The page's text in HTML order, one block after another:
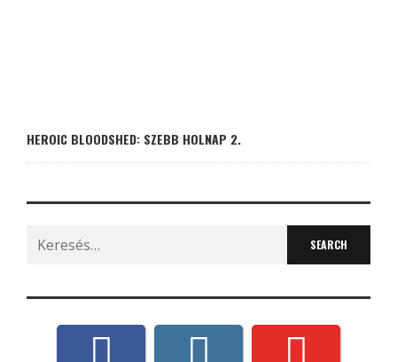
HEROIC BLOODSHED: SZEBB HOLNAP 2.
Search
for: